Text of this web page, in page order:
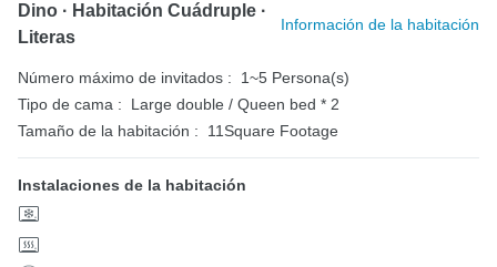
Dino · Habitación Cuádruple ·
Literas
Información de la habitación
Número máximo de invitados :
1~5 Persona(s)
Tipo de cama :
Large double / Queen bed * 2
Tamaño de la habitación :
11Square Footage
Instalaciones de la habitación